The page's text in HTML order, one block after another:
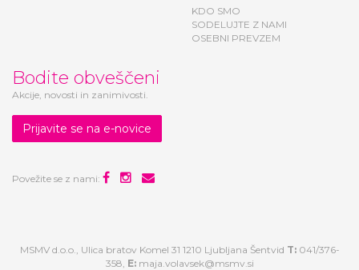
KDO SMO
SODELUJTE Z NAMI
OSEBNI PREVZEM
Bodite obveščeni
Akcije, novosti in zanimivosti.
Prijavite se na e-novice
Povežite se z nami:
MSMV d.o.o., Ulica bratov Komel 31 1210 Ljubljana Šentvid T:041/376-
358, E: maja.volavsek@msmv.si